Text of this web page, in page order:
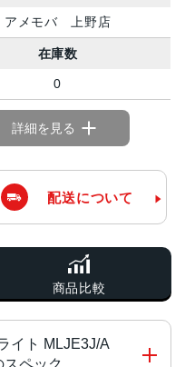
アメモバ 上野店
在庫数
0
詳細を見る
配送について
商品比較
イト MLJE3J/A